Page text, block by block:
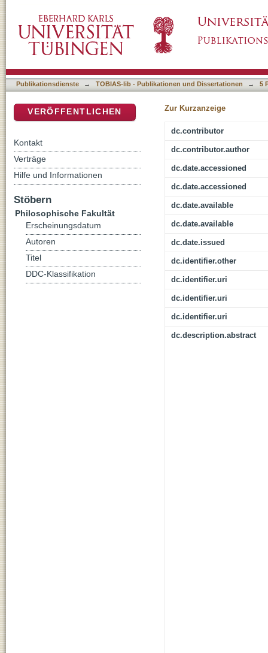
historical fact in the saga of Yngvar the Far-
Publikationsdienste → TOBIAS-lib - Publikationen und Dissertationen → 5
Zur Kurzanzeige
dc.contributor
dc.contributor.author
dc.date.accessioned
dc.date.accessioned
dc.date.available
dc.date.available
dc.date.issued
dc.identifier.other
dc.identifier.uri
dc.identifier.uri
dc.identifier.uri
dc.description.abstract
VERÖFFENTLICHEN
Kontakt
Verträge
Hilfe und Informationen
Stöbern
Philosophische Fakultät
Erscheinungsdatum
Autoren
Titel
DDC-Klassifikation